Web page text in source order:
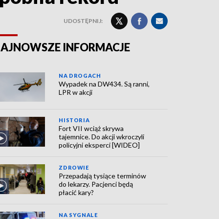
UDOSTĘPNIJ:
INFORMACJE
NA DROGACH
Wypadek na DW434. Są ranni,
LPR w akcji
HISTORIA
Fort VII wciąż skrywa
tajemnice. Do akcji wkroczyli
policyjni eksperci [WIDEO]
ZDROWIE
Przepadają tysiące terminów
do lekarzy. Pacjenci będą
płacić kary?
NA SYGNALE